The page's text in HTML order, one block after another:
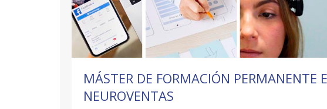
MÁSTER DE FORMACIÓN PERMANENTE
NEUROVENTAS